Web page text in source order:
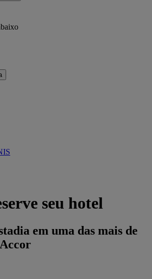
seu hotel
em uma das mais de